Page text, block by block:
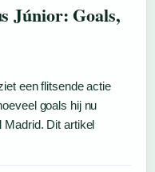
Júnior: Goals,
een flitsende actie
goals hij nu
Madrid. Dit artikel